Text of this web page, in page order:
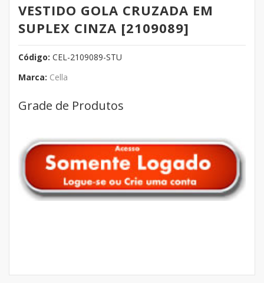
VESTIDO GOLA CRUZADA EM
SUPLEX CINZA [2109089]
Código: CEL-2109089-STU
Marca: Cella
Grade de Produtos